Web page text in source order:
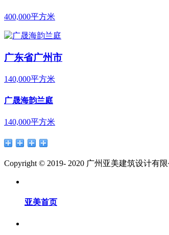
400,000平方米
广东省广州市
140,000平方米
广晟海韵兰庭
140,000平方米
Copyright © 2019- 2020 广州亚美建筑设计有
亚美首页